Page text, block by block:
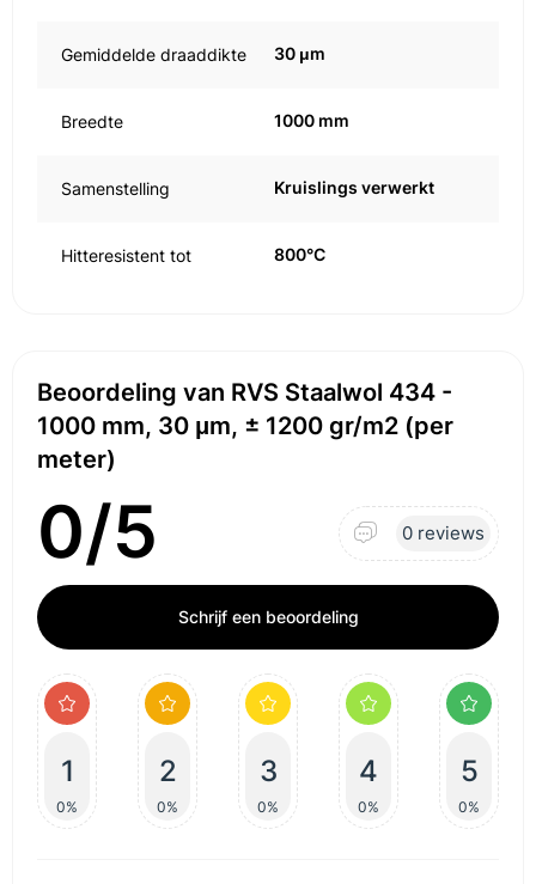
Gemiddelde draaddikte 30 μm
Breedte 1000 mm
Samenstelling Kruislings verwerkt
Hitteresistent tot 800°C
Beoordeling van RVS Staalwol 434 -
1000 mm, 30 μm, ± 1200 gr/m2 (per
meter)
0/5 0 reviews
Schrijf een beoordeling
1
0%
2
0%
3
0%
4
0%
5
0%